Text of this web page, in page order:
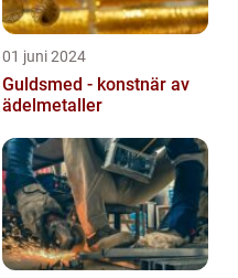
01 juni 2024
Guldsmed - konstnär av
ädelmetaller